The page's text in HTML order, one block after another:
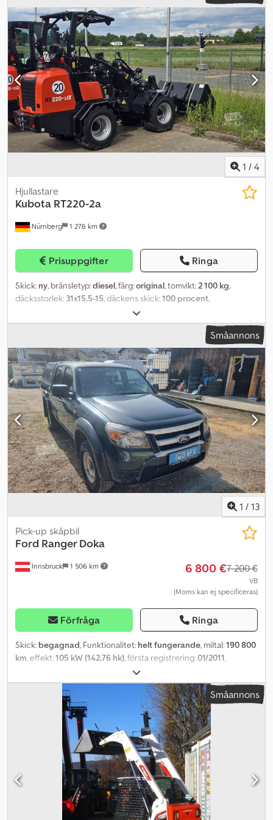
strålkastare, färddator, huvudskydd, hydraulik, hytt,
standardskopa , Kompaktlastare BOBCAT, modell: S 450, första
användning 2018, tjänstevikt: ca 2 365 kg, 4-cylindrig KUBOTA-
dieselmotor (modell: V 2203 – 48,82 hk / 35,90 kW vid 2 800 rpm),
SKOPA (bredd: ca 1 600 mm), SNABBVÄXLARE, EXTRA HYDRAULIK,
överlastningshöjd: 3 558 mm, tipplast: 1 308 kg, ROPS / FOPS,
ARBETSBELYSNING (fram), belysning (bak), komfortstol, fästöglor
för last och transport. Däck: BKT TERRÄNGDÄCK (10 x 16,5) –
runtom ca 98 %. Transportmått: längd: ca 3 172 mm (utan skopa ca
2 502 mm), bredd: 1 600 mm (skopa), höjd: ca 1 976 mm. Priset är
netto för export, inom landet tillkommer lagstadgad moms. ∗∗∗
FINANSIERING MÖJLIG / TRANSPORT BILLIGT (GLOBALT) / VID
EXPORT SKA ENDAST NETTOPRISET BETALAS (!) ∗∗∗ © pb
1 / 4
Nürnberg 1 276 km
Hjullastare
Kubota RT220-2a
Prisuppgifter Ringa
Skick: ny, bränsletyp:diesel, färg:original, tomvikt:2 100 kg,
däcksstorlek: 31x15,5-15, däckens skick:100 procent,
, Utrustning:UVV säkerhetskontroll, extra
strålkastare, fyrhjulsdrift, hytt, pallgafflar, släpvagnskoppling,
, Kubota hjullastare RT220-2 alpha – 20 km/h –
med fällbart förarskyddstak inkl. pallgaffel inkl. standardskopa
1400 mm Crjdpfow Idquox Aa Tsf
Småannons
1 / 13
Innsbruck 1 506 km
Pick-up skåpbil
Ford Ranger Doka
6 800 €7 200 €
VB
(Moms kan ej specificeras)
Förfråga Ringa
Skick: begagnad, Funktionalitet: helt fungerande, miltal:190 800
km, effekt:105 kW (142,76 hk), första registrering:01/2011,
1 845 kg
totalvikt:2 985 kg, däckens skick:80 procent, axelkonfiguration:
, bränsletankens kapacitet:
, bränsleförbrukning
9,3 l/100 km grön, växeltyp:mekanisk
, fjädring:stål , antal säten: , Tillverkningsår:2011
ABS, Android Auto, Bluetooth, backstartshjälp,
centrallås, elektrisk fönsterhiss, farthållare, färddator,
krockkudde, luftkonditionering, navigationssystem,
släpvagnskoppling, spoiler, Fordonet är i gott skick, servad
regelbundet hos Ford. Csdpfx Aajyrxlzo Tsrf
Småannons